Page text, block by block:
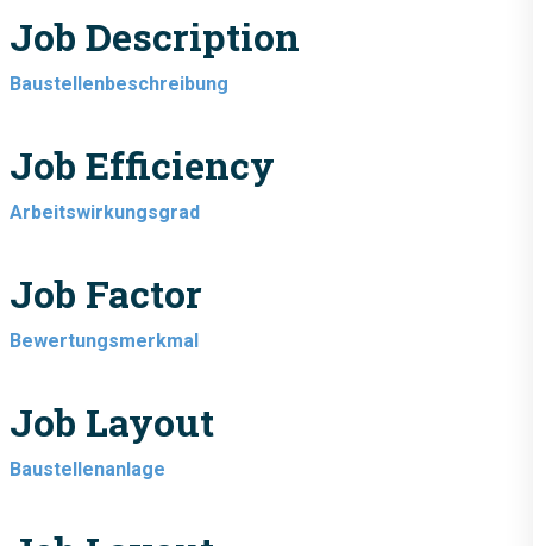
Job Description
Baustellenbeschreibung
Job Efficiency
Arbeitswirkungsgrad
Job Factor
Bewertungsmerkmal
Job Layout
Baustellenanlage